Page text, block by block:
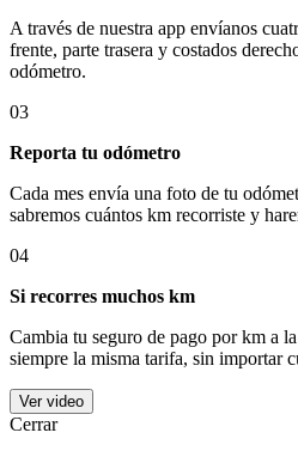
A través de nuestra app envíanos
frente, parte trasera y costados
odómetro.
03
Reporta tu odómetro
Cada mes envía una foto de tu
sabremos cuántos km recorriste y
04
Si recorres muchos km
Cambia tu seguro de pago por km a
siempre la misma tarifa, sin importar
Ver video
Cerrar